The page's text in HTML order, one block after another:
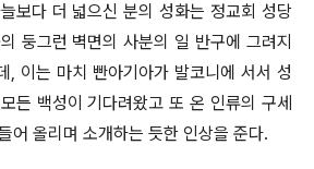
보다 더 넓으신 분의 성화는 정교회 성당
둥그런 벽면의 사분의 일 반구에 그려지
, 이는 마치 빤아기아가 발코니에 서서 성
든 백성이 기다려왔고 또 온 인류의 구세
어 올리며 소개하는 듯한 인상을 준다.